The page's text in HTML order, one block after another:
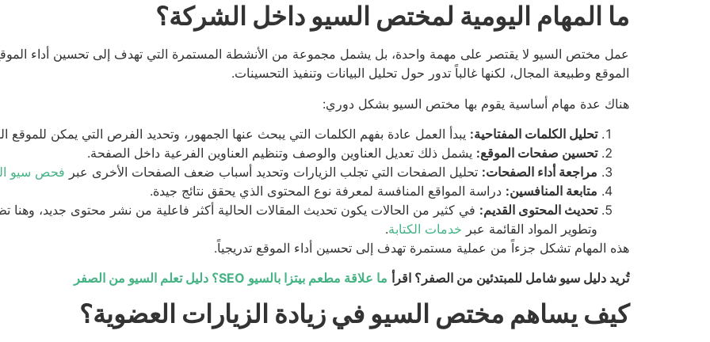
ما المهام اليومية لمختص السيو داخل الشركة؟
عمل مختص السيو لا يقتصر على مهمة واحدة، بل يشمل مجموعة من الأنشطة المستمرة التي تهدف إلى تحسين أداء
الموقع وطبيعة المجال، لكنها غالباً تدور حول تحليل البيانات وتنفيذ التحسينات.
هناك عدة مهام أساسية يقوم بها مختص السيو بشكل دوري:
تحليل الكلمات المفتاحية: يبدأ العمل عادة بفهم الكلمات التي يبحث عنها الجمهور، وتحديد الفرص التي يمكن للموقع
تحسين صفحات الموقع: يشمل ذلك تعديل العناوين والوصف وتنظيم العناوين الفرعية داخل الصفحة.
مراجعة أداء الصفحات: تحليل الصفحات التي تجلب الزيارات وتحديد أسباب ضعف الصفحات الأخرى عبر فحص سيو
متابعة المنافسين: دراسة المواقع المنافسة لمعرفة نوع المحتوى الذي يحقق نتائج جيدة.
تحديث المحتوى القديم: في كثير من الحالات يكون تحديث المقالات الحالية أكثر فاعلية من نشر محتوى جديد، وهنا
وتطوير المواد القائمة عبر خدمات الكتابة.
هذه المهام تشكل جزءاً من عملية مستمرة تهدف إلى تحسين أداء الموقع تدريجياً.
تُريد دليل سيو شامل للمبتدئين من الصفر؟ اقرأ ما علاقة مطعم بيتزا بالسيو SEO؟ دليل تعلم السيو من الصفر
كيف يساهم مختص السيو في زيادة الزيارات العضوية؟